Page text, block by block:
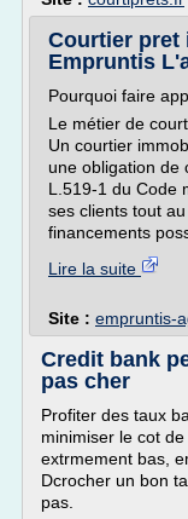
Courtier pret
Empruntis
Pourquoi faire
Le métier de
Un courtier
une obligation de
L.519-1 du Code
ses clients tout
financements
Lire la suite
Site : empruntis-
Credit bank
pas cher
Profiter des taux
minimiser le cot
extrmement bas,
Dcrocher un bon
pas.